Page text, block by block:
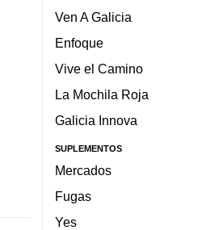
Ven A Galicia
Enfoque
Vive el Camino
La Mochila Roja
Galicia Innova
SUPLEMENTOS
Mercados
Fugas
Yes